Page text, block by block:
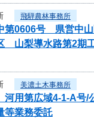
飛騨農林事務所
第0606号 県営中
山梨導水路第2期
美濃土木事務所
河用第広域4-1-A号
等業務委託